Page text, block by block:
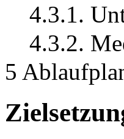
4.3.1.
4.3.2.
5